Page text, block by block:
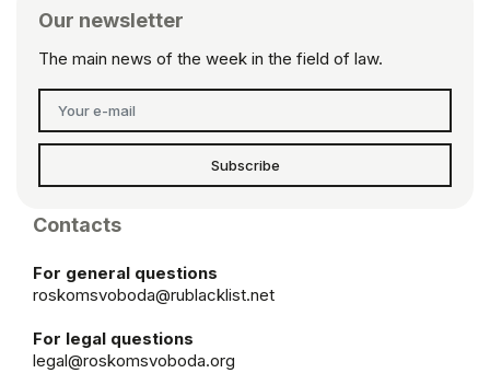
Our newsletter
The main news of the week in the field of law.
Subscribe
Contacts
For general questions
roskomsvoboda@rublacklist.net
For legal questions
legal@roskomsvoboda.org